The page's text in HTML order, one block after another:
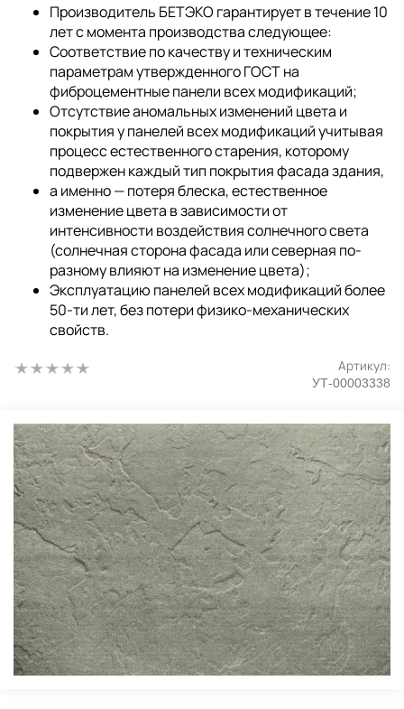
Производитель БЕТЭКО гарантирует в течение 10
лет с момента производства следующее:
Соответствие по качеству и техническим
параметрам утвержденного ГОСТ на
фиброцементные панели всех модификаций;
Отсутствие аномальных изменений цвета и
покрытия у панелей всех модификаций учитывая
процесс естественного старения, которому
подвержен каждый тип покрытия фасада здания,
а именно — потеря блеска, естественное
изменение цвета в зависимости от
интенсивности воздействия солнечного света
(солнечная сторона фасада или северная по-
разному влияют на изменение цвета);
Эксплуатацию панелей всех модификаций более
50-ти лет, без потери физико-механических
свойств.
Артикул:
УТ-00003338